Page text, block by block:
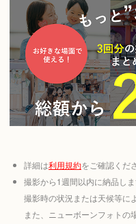
詳細は利用規約をご確認くだ
撮影から1週間以内に納品しま
撮影時の状況または天候等に
また、ニューボーンフォトの